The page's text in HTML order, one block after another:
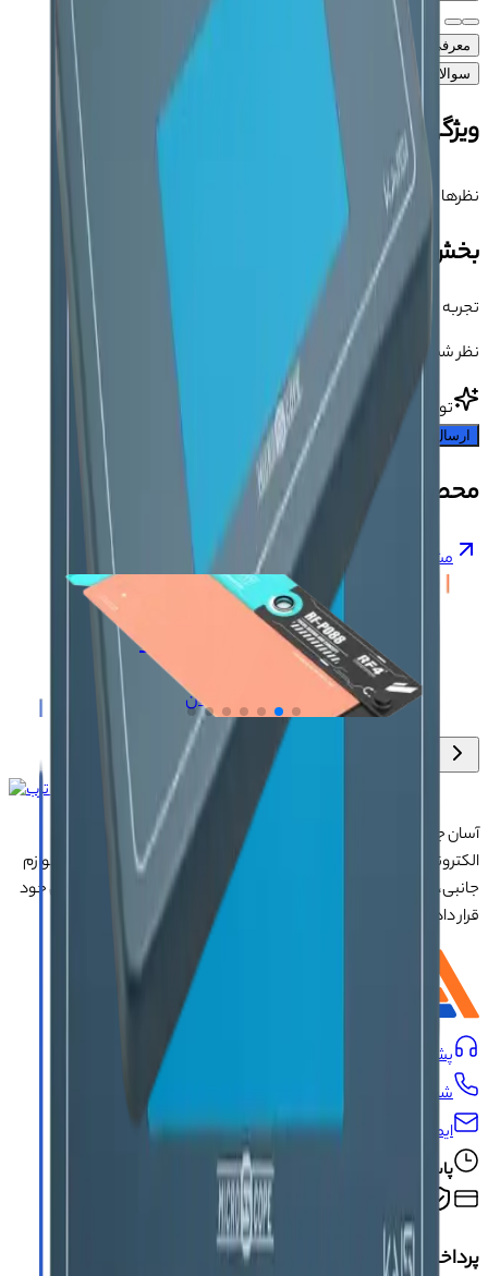
معرفی محصول آموزش
سوالات متداول محصول
ویژگی‌های محصول
نظرها دیدگاه کاربران درباره این محصول
بخش دیدگاه‌ها
تجربه خریدت رو بگو 💬
نظر شما می‌تونه به بقیه کمک کنه انتخاب مطمئن‌تری داشته باشن.
تو شروع کن!
ارسال دیدگاه
محصولات مشابه
مشاهده همه
+
کفی لوپ RF4 RF-PO88
۱۴٬۹۰۰٬۰۰۰تومان
آسان جی‌اس‌ام با نزدیک به ۲۰ سال تجربه در تأمین تجهیزات تعمیرات
الکترونیک، آموزش تخصصی موبایل و ارائه خدمات تعمیر تلفن همراه و لوازم
جانبی، با تکیه بر تیمی حرفه‌ای، رضایت و اعتماد مشتریان را اولویت اصلی خود
قرار داده است.
پشتیبانی:
شماره تماس:
ایمیل:
info@asangsm.com
پاسخگویی تلفنی از شنبه تا پنجشنبه ساعت ۱۰ الی ۱۹
پرداخت امن و مطمئن